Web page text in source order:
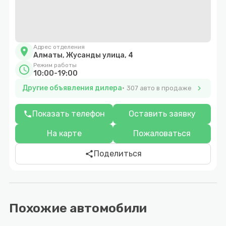
location_on Адрес отделения
Алматы, Жусанды улица, 4
schedule Режим работы
10:00-19:00
Другие объявления дилера
307 авто в продаже chevron_right
phoneПоказать телефон Оставить заявку
На карте Пожаловаться
shareПоделиться
Похожие автомобили